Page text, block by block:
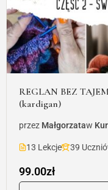
REGLAN BEZ
(kardigan)
przez Małgorzataw
13 Lekcje 39
99.00zł